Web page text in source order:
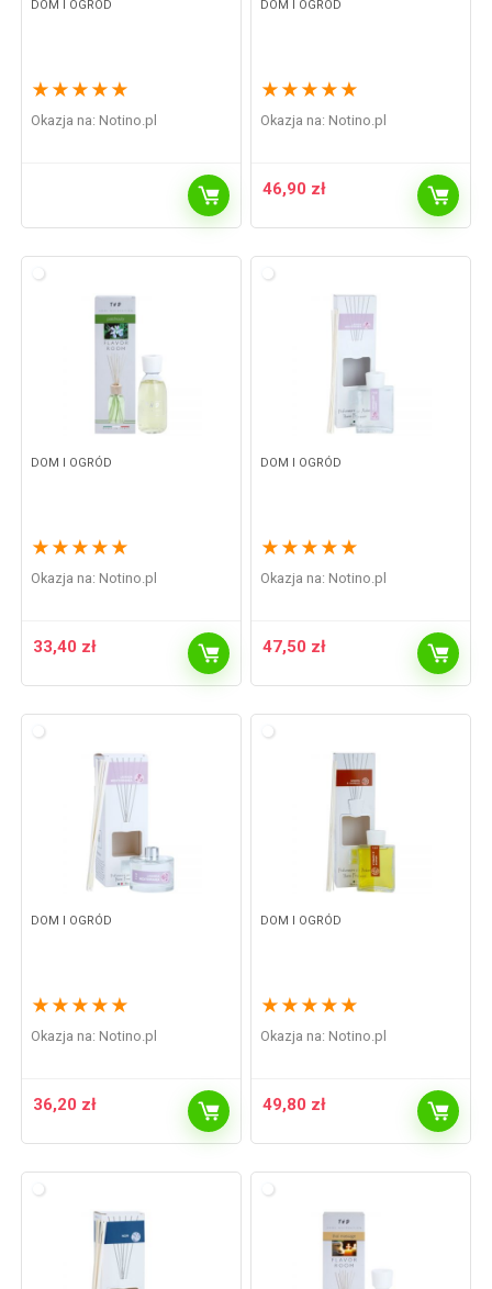
DOM I OGRÓD
★ ★ ★ ★ ★
Okazja na: notino.pl
DOM I OGRÓD
★ ★ ★ ★ ★
Okazja na: notino.pl
46,90 zł
DOM I OGRÓD
★ ★ ★ ★ ★
Okazja na: notino.pl
33,40 zł
DOM I OGRÓD
★ ★ ★ ★ ★
Okazja na: notino.pl
47,50 zł
DOM I OGRÓD
★ ★ ★ ★ ★
Okazja na: notino.pl
36,20 zł
DOM I OGRÓD
★ ★ ★ ★ ★
Okazja na: notino.pl
49,80 zł